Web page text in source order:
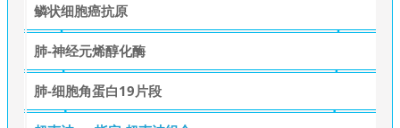
鳞状细胞癌抗原
肺-神经元烯醇化酶
肺-细胞角蛋白19片段